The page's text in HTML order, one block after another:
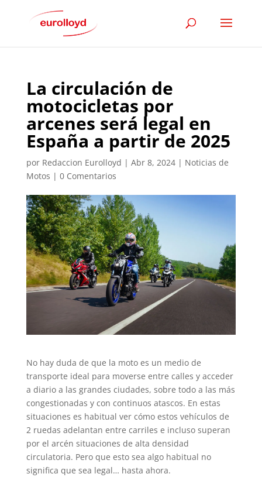
La circulación de
motocicletas por
arcenes será legal en
España a partir de 2025
por Redaccion Eurolloyd | Abr 8, 2024| Noticias de
Motos | 0 Comentarios
No hay duda de que la moto es un medio de
transporte ideal para moverse entre calles y acceder
a diario a las grandes ciudades, sobre todo a las más
congestionadas y con continuos atascos. En estas
situaciones es habitual ver cómo estos vehículos de
2 ruedas adelantan entre carriles e incluso superan
por el arcén situaciones de alta densidad
circulatoria. Pero que esto sea algo habitual no
significa que sea legal… hasta ahora.